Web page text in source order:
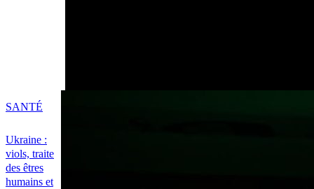
Ukraine :
viols, traite
des êtres
humains et
SANTÉ